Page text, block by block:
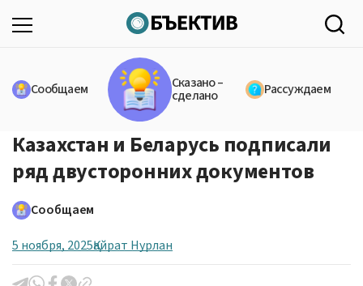
Сообщаем Сказано –
сделано Рассуждаем
Казахстан и Беларусь подписали
ряд двусторонних документов
Сообщаем
5 ноября, 2025Қайрат Нурлан